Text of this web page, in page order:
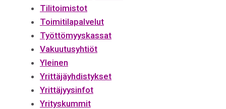
Tilitoimistot
Toimitilapalvelut
Työttömyyskassat
Vakuutusyhtiöt
Yleinen
Yrittäjäyhdistykset
Yrittäjyysinfot
Yrityskummit